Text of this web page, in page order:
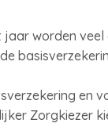
jaar worden
en
Zorgkiezer